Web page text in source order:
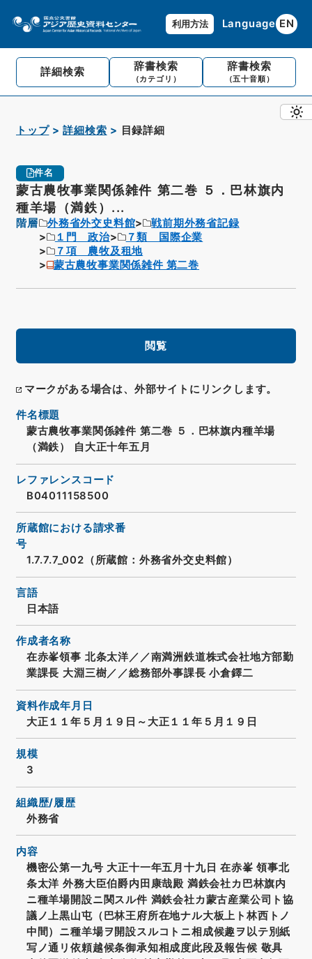
利用方法 Language EN
詳細検索 辞書検索
（カテゴリ）
辞書検索
（五十音順）
トップ 詳細検索 目録詳細
件名
蒙古農牧事業関係雑件 第二巻 ５．巴林旗内
種羊場（満鉄）...
階層 外務省外交史料館
戦前期外務省記録
１門 政治
７類 国際企業
７項 農牧及租地
蒙古農牧事業関係雑件 第二巻
閲覧
マークがある場合は、外部サイトにリンクします。
件名標題
蒙古農牧事業関係雑件 第二巻 ５．巴林旗内種羊場
（満鉄） 自大正十年五月
レファレンスコード
B04011158500
所蔵館における請求番
号
1.7.7.7_002（所蔵館：外務省外交史料館）
言語
日本語
作成者名称
在赤峯領事 北条太洋／／南満洲鉄道株式会社地方部勤
業課長 大淵三樹／／総務部外事課長 小倉鐸二
資料作成年月日
大正１１年５月１９日～大正１１年５月１９日
規模
3
組織歴/履歴
外務省
内容
機密公第一九号 大正十一年五月十九日 在赤峯 領事北
条太洋 外務大臣伯爵内田康哉殿 満鉄会社カ巴林旗内
ニ種羊場開設ニ関スル件 満鉄会社カ蒙古産業公司ト協
議ノ上黒山屯（巴林王府所在地ナル大板上ト林西トノ
中間）ニ種羊場ヲ開設スルコトニ相成候趣ヲ以テ別紙
写ノ通リ依頼越候条御承知相成度此段及報告候 敬具